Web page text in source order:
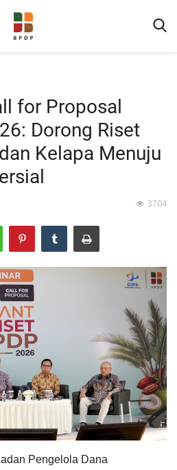
for Proposal
Dorong Riset
Kelapa Menuju
3704
Pengelola Dana